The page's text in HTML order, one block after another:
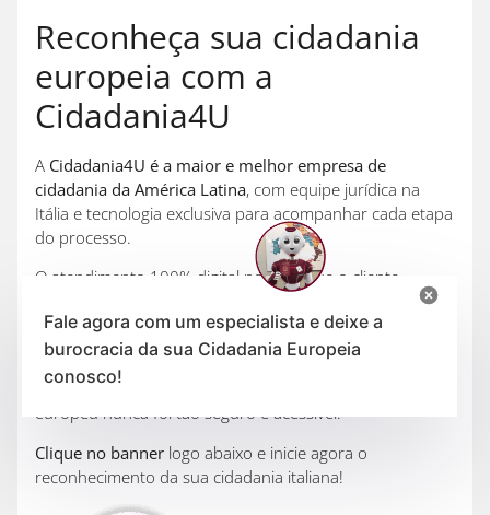
Reconheça sua cidadania
europeia com a
Cidadania4U
A Cidadania4U é a maior e melhor empresa de
cidadania da América Latina, com equipe jurídica na
Itália e tecnologia exclusiva para acompanhar cada etapa
do processo.
O atendimento 100% digital permite que o cliente
acompanhe o progresso de seus documentos, enquanto
a empresa garante que todo o processo siga dentro da
lei.
Manter vivo seu direito histórico e conquistar um futuro
europeu nunca foi tão seguro e acessível.
Clique no banner logo abaixo e inicie agora o
reconhecimento da sua cidadania italiana!
Fale agora com um especialista e deixe a
burocracia da sua Cidadania Europeia
conosco!